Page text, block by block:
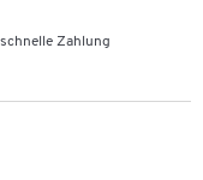
Zahlung